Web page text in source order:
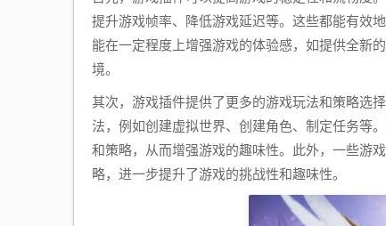
提升游戏帧率、降低游戏延迟等。这些都能有效
能在一定程度上增强游戏的体验感，如提供全新
境。
其次，游戏插件提供了更多的游戏玩法和策略选
法，例如创建虚拟世界、创建角色、制定任务等
和策略，从而增强游戏的趣味性。此外，一些游
略，进一步提升了游戏的挑战性和趣味性。